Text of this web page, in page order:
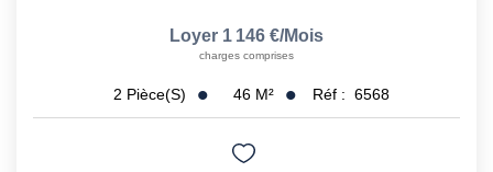
Loyer 1 146 €/mois
charges comprises
2 Pièce(s) 46 M² Réf : 6568